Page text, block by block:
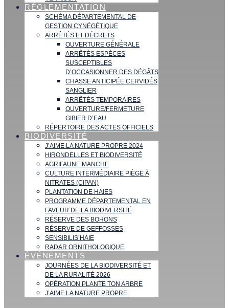
RÉGLEMENTATION
SCHÉMA DÉPARTEMENTAL DE
GESTION CYNÉGÉTIQUE
ARRÊTÉS ET DÉCRETS
OUVERTURE GÉNÉRALE
ARRÊTÉS ESPÈCES
SUSCEPTIBLES
D’OCCASIONNER DES DÉGÂTS
CHASSE ANTICIPÉE CERVIDÉS
SANGLIER
ARRÊTÉS TEMPORAIRES
OUVERTURE/FERMETURE
GIBIER D’EAU
RÉPERTOIRE DES ACTES OFFICIELS
BIODIVERSITÉ
J’AIME LA NATURE PROPRE 2024
HIRONDELLES ET BIODIVERSITÉ
AGRIFAUNE MANCHE
CULTURE INTERMÉDIAIRE PIÈGE À
NITRATES (CIPAN)
PLANTATION DE HAIES
PROGRAMME DÉPARTEMENTAL EN
FAVEUR DE LA BIODIVERSITÉ
RÉSERVE DES BOHONS
RÉSERVE DE GEFFOSSES
SENSIBILIS’HAIE
RADAR ORNITHOLOGIQUE
ÉVÉNEMENTS
JOURNÉES DE LA BIODIVERSITÉ ET
DE LA RURALITÉ 2026
OPÉRATION PLANTE TON ARBRE
J’AIME LA NATURE PROPRE